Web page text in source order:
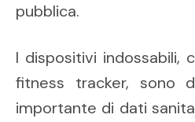
pubblica.
I dispositivi indossabili,
fitness tracker, sono
importante di dati